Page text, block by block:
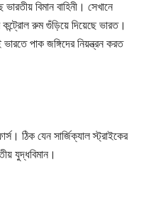
বিমান বাহিনী। সেখানে
কন্ট্রোল রুম গুঁড়িয়ে দিয়েছে ভারত।
পাক জঙ্গিদের নিয়ন্ত্রন করত
ঠিক যেন সার্জিক্যাল স্ট্রাইকের
যুদ্ধবিমান।